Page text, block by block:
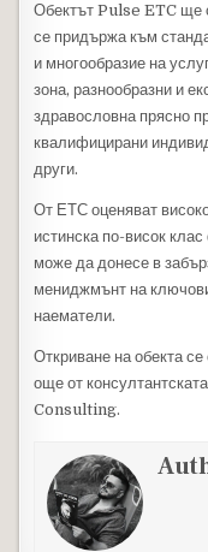
Обектът Pulse ETC ще
се придържа към
и многообразие на
зона, разнообразни и
здравословна прясно
квалифицирани
други.
От ЕТС оценяват
истинска по-висок
може да донесе в
мениджмънт на
наематели.
Откриване на обекта
още от
Consulting.